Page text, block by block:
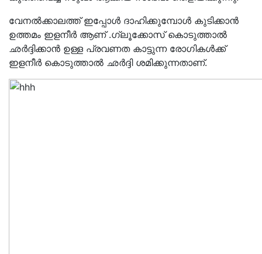
വേനൽക്കാലത്ത് ഇപ്പോൾ ദാഹിക്കുമ്പോൾ കുടിക്കാൻ
ഉത്തമം ഇളനീർ ആണ് .ഗ്ലൂക്കോസ് കൊടുത്താൽ
ഛർദ്ദിക്കാൻ ഉള്ള പ്രവണത കാട്ടുന്ന രോഗികൾക്ക്
ഇളനീർ കൊടുത്താൽ ഛർദ്ദി ശമിക്കുന്നതാണ്.